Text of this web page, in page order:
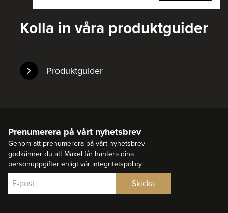
Kolla in våra produktguider
Produktguider
Prenumerera på vårt nyhetsbrev
Genom att prenumerera på vårt nyhetsbrev
godkänner du att Maxel får hantera dina
personuppgifter enligt vår integritetspolicy.